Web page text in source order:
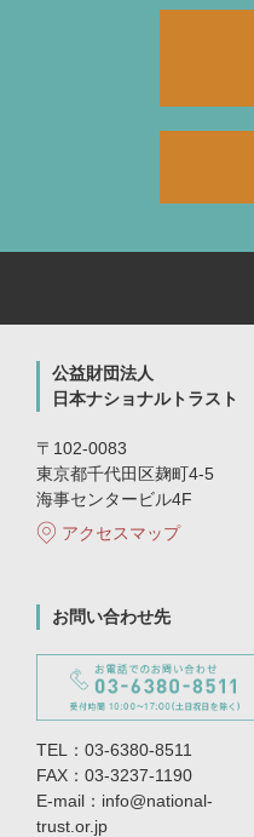
公益財団法人
日本ナショナルトラスト
〒102-0083
東京都千代田区麹町4-5
海事センタービル4F
アクセスマップ
お問い合わせ先
TEL：03-6380-8511
FAX：03-3237-1190
E-mail：info@national-
trust.or.jp